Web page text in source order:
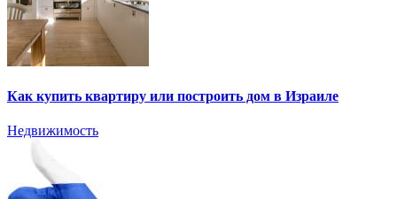
Как купить квартиру или построить дом в Израиле
Недвижимость